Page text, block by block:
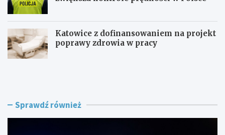
Katowice z dofinansowaniem na projekt
poprawy zdrowia w pracy
P
j
Z
ż Sprawdź również